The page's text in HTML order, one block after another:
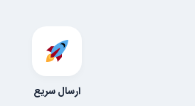
ارسال سریع